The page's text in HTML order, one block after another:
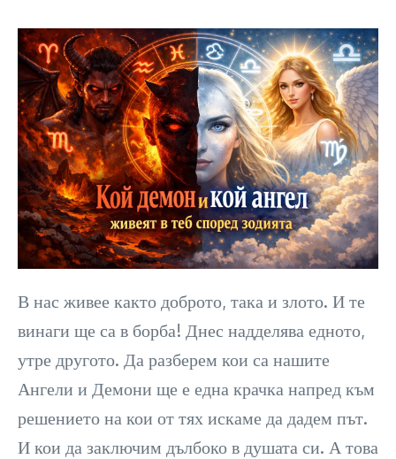
В нас живее както доброто, така и злото. И те
винаги ще са в борба! Днес надделява едното,
утре другото. Да разберем кои са нашите
Ангели и Демони ще е една крачка напред към
решението на кои от тях искаме да дадем път.
И кои да заключим дълбоко в душата си. А това